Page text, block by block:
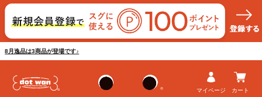
8月逸品は3商品が登場です♪
マイページ カート